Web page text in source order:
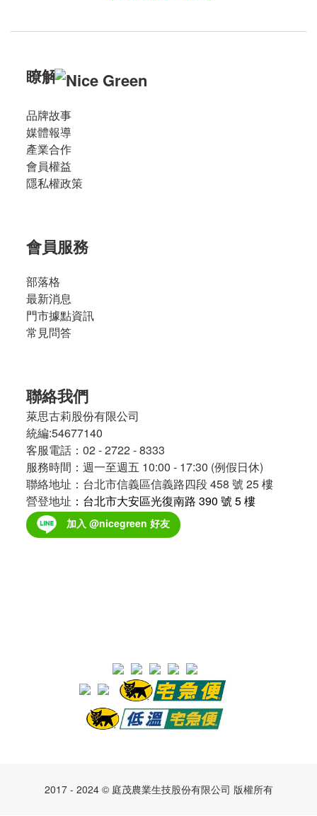
瞭解
品牌故事
媒體報導
產業合作
會員權益
隱私權政策
會員服務
部落格
最新消息
門市據點資訊
常見問答
聯絡我們
萊思古莉股份有限公司
統編:54677140
客服電話：02 - 2722 - 8333
服務時間：週一至週五 10:00 - 17:30 (例假日休)
聯絡地址：台北市信義區信義路四段 458 號 25 樓
營登地址 ：台北市大安區光復南路 390 號 5 樓
加入 @nicegreen 好友
2017 - 2024 © 庭茂農業生技股份有限公司 版權所有